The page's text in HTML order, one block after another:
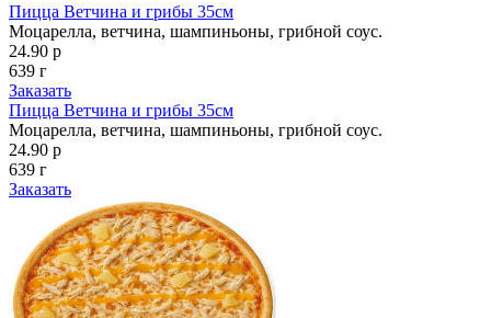
Пицца Ветчина и грибы 35см
Моцарелла, ветчина, шампиньоны, грибной соус.
24.90 р
639 г
Заказать
Пицца Ветчина и грибы 35см
Моцарелла, ветчина, шампиньоны, грибной соус.
24.90 р
639 г
Заказать